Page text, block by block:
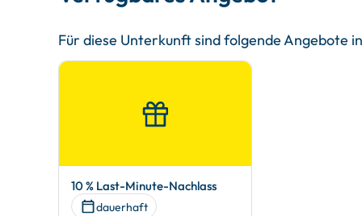
Für diese Unterkunft sind folgende Angebote
10 % Last-Minute-Nachlass
dauerhaft